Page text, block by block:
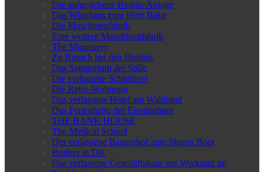
Die aufgegebene Biogas-Anlage
Das Wirtshaus zum Herz Bube
Die Maschinenfabrik
Eine weitere Maschinenfabrik
The Monastery
Zu Besuch bei den Hobbits
Das Sanatorium der Stille
Die verlassene Schleiferei
Die Retro-Wohnung
Das verlassene Hotel am Waldrand
Das Ferienheim der Eisenbahner
THE BANK HOUSE
The Medical School
Der verlassene Bauernhof zum blauen Boot
Bunker in DK
Das verlassene Geschäftshaus mit Werkstatt im